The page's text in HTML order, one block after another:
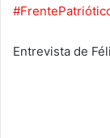
#
Entrevista de